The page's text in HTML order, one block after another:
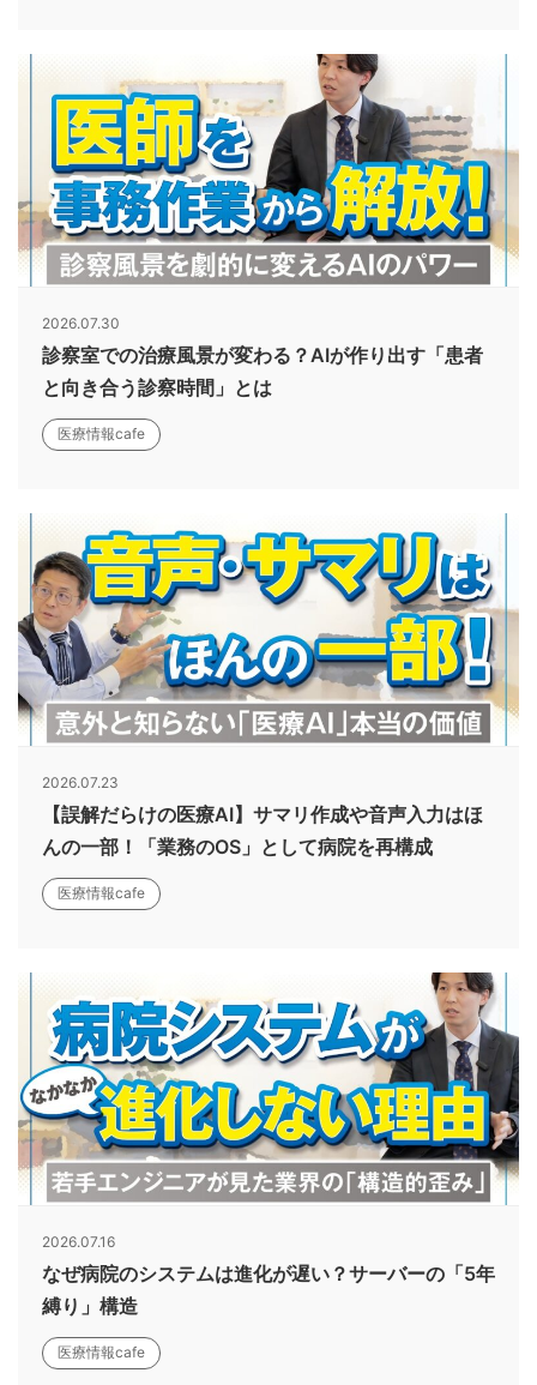
2026.07.30
診察室での治療風景が変わる？AIが作り出す「患者
と向き合う診察時間」とは
医療情報cafe
2026.07.23
【誤解だらけの医療AI】サマリ作成や音声入力はほ
んの一部！「業務のOS」として病院を再構成
医療情報cafe
2026.07.16
なぜ病院のシステムは進化が遅い？サーバーの「5年
縛り」構造
医療情報cafe